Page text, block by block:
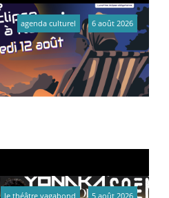
agenda culturel 6 août 2026
le théâtre vagabond 5 août 2026